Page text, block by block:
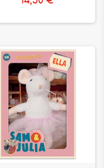
tout en
jeu devenir une
et Jouets, nous
de qualité qui
Transformez
chaleureux et vivant
et laissez la